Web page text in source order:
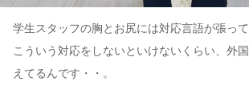
学生スタッフの胸とお尻には対応言語が張って
こういう対応をしないといけないくらい、外
えてるんです・・。